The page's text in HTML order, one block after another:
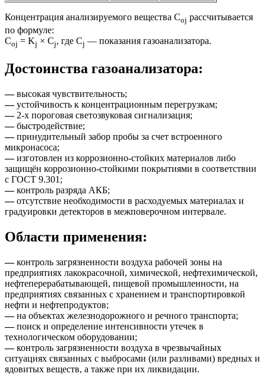
Концентрация анализируемого вещества Сoj рассчитывается
по формуле:
Coj = Kj × Cj, где Сj — показания газоанализатора.
Достоинства газоанализатора:
—высокая чувствительность;
—устойчивость к концентрационным перегрузкам;
—2-х пороговая светозвуковая сигнализация;
—быстродействие;
—принудительный забор пробы за счет встроенного
микронасоса;
—изготовлен из коррозионно-стойких материалов либо
защищён коррозионно-стойкими покрытиями в соответствии
с ГОСТ 9.301;
—контроль разряда АКБ;
—отсутствие необходимости в расходуемых материалах и
градуировки детекторов в межповерочном интервале.
Области применения:
—контроль загрязненности воздуха рабочей зоны на
предприятиях лакокрасочной, химической, нефтехимической,
нефтеперерабатывающей, пищевой промышленности, на
предприятиях связанных с хранением и транспортировкой
нефти и нефтепродуктов;
—на объектах железнодорожного и речного транспорта;
—поиск и определение интенсивности утечек в
технологическом оборудовании;
—контроль загрязненности воздуха в чрезвычайных
ситуациях связанных с выбросами (или разливами) вредных и
ядовитых веществ, а также при их ликвидации.